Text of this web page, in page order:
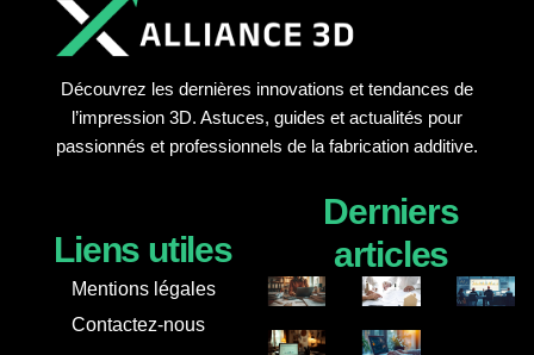
Découvrez les dernières innovations et tendances de
l’impression 3D. Astuces, guides et actualités pour
passionnés et professionnels de la fabrication additive.
Liens utiles
Mentions légales
Contactez-nous
Derniers
articles